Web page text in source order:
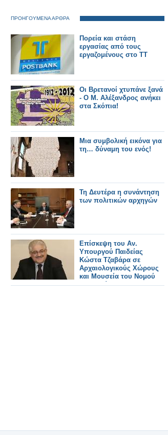
ΠΡΟΗΓΟΥΜΕΝΑ ΑΡΘΡΑ
Πορεία και στάση
εργασίας από τους
εργαζομένους στο ΤΤ
Οι Βρετανοί χτυπάνε ξανά
- Ο Μ. Αλέξανδρος ανήκει
στα Σκόπια!
Μια συμβολική εικόνα για
τη… δύναμη του ενός!
Τη Δευτέρα η συνάντηση
των πολιτικών αρχηγών
Επίσκεψη του Αν.
Υπουργού Παιδείας
Κώστα Τζαβάρα σε
Αρχαιολογικούς Χώρους
και Μουσεία του Νομού
Μεσσηνίας